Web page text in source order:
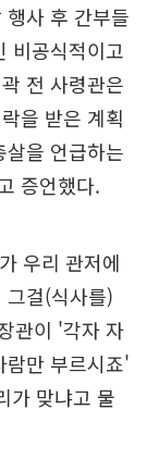
사 후 간부들
비공식적이고
전 사령관은
을 받은 계획
을 언급하는
증언했다.
우리 관저에
걸(식사를)
관이 '각자 자
람만 부르시죠'
가 맞냐고 물